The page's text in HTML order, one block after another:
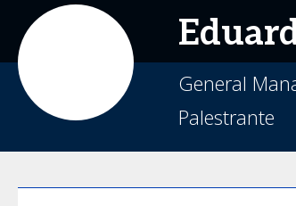
General
Palestrante